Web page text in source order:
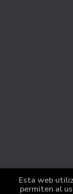
Esta web
permiten al